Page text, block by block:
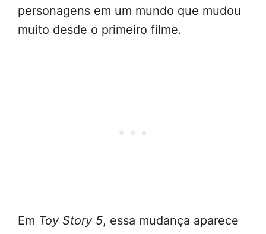
personagens em um mundo que mudou
muito desde o primeiro filme.
Em Toy Story 5, essa mudança aparece